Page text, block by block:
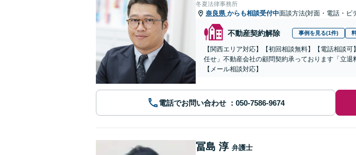
冬夏法律事務所
奈良県 からも相談受付中面談方法(対面・電話・ビ
不動産契約解除 事例を見る(1件)
【関西エリア対応】【初回相談無料】【電話相談
任せ」不動産会社の顧問契約承っております「立
【メール相談対応】
電話でお問い合わせ
冨島 淳 弁護士